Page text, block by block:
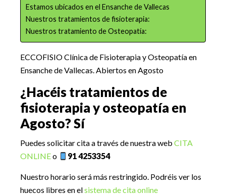
Estamos ubicados en el Ensanche de Vallecas
Nuestros tratamientos de fisioterapia:
Nuestros tratamiento de Osteopatía:
ECCOFISIO Clínica de Fisioterapia y Osteopatía en
Ensanche de Vallecas. Abiertos en Agosto
¿Hacéis tratamientos de
fisioterapia y osteopatía en
Agosto? Sí
Puedes solicitar cita a través de nuestra web CITA
ONLINEo 91 4253354
Nuestro horario será más restringido. Podréis ver los
huecos libres en elsistema de cita online